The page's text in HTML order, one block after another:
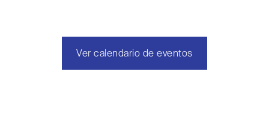
Ver calendario de eventos